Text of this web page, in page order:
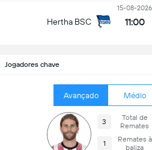
Hertha BSC
15-08-2026
11:00
Jogadores chave
Avançado Médio
3
Total de
Remates
1
Remates à
baliza